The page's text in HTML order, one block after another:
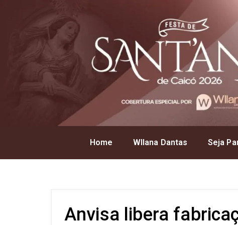
Home Wllana Dantas Seja
Anvisa libera